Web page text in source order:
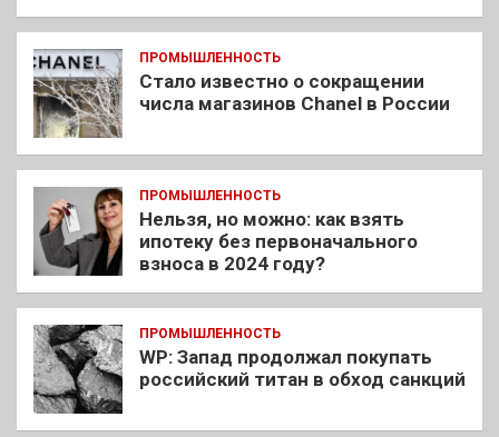
ПРОМЫШЛЕННОСТЬ
Стало известно о сокращении
числа магазинов Chanel в России
ПРОМЫШЛЕННОСТЬ
Нельзя, но можно: как взять
ипотеку без первоначального
взноса в 2024 году?
ПРОМЫШЛЕННОСТЬ
WP: Запад продолжал покупать
российский титан в обход санкций